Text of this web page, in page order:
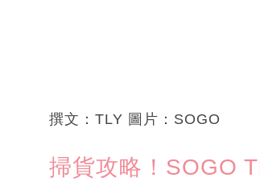
撰文：TLY 圖片：SOGO
掃貨攻略！SOGO